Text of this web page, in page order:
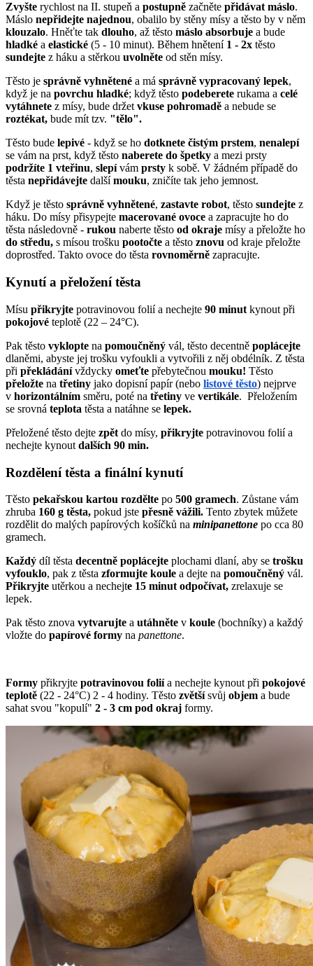
Zvyšte rychlost na II. stupeň a postupně začněte přidávat máslo.
Máslo nepřidejte najednou, obalilo by stěny mísy a těsto by v něm
klouzalo. Hněťte tak dlouho, až těsto máslo absorbuje a bude
hladké a elastické (5 - 10 minut). Během hnětení 1 - 2x těsto
sundejte z háku a stěrkou uvolněte od stěn mísy.
Těsto je správně vyhnětené a má správně vypracovaný lepek,
když je na povrchu hladké; když těsto podeberete rukama a celé
vytáhnete z mísy, bude držet vkuse pohromadě a nebude se
roztékat, bude mít tzv. "tělo".
Těsto bude lepivé - když se ho dotknete čistým prstem, nenalepí
se vám na prst, když těsto naberete do špetky a mezi prsty
podržíte 1 vteřinu, slepívám prsty k sobě. V žádném případě do
těsta nepřidávejte dalšímouku, zničíte tak jeho jemnost.
Když je těsto správně vyhnětené, zastavte robot, těsto sundejte z
háku. Do mísy přisypejte macerované ovoce a zapracujte ho do
těsta následovně - rukou naberte těsto od okraje mísy a přeložte ho
do středu, s mísou trošku pootočte a těsto znovu od kraje přeložte
doprostřed. Takto ovoce do těsta rovnoměrně zapracujte.
Kynutí a přeložení těsta
Mísu přikryjte potravinovou folií a nechejte 90 minut kynout při
pokojové teplotě (22 – 24°C).
Pak těsto vyklopte na pomoučněný vál, těsto decentně poplácejte
dlaněmi, abyste jej trošku vyfoukli a vytvořili z něj obdélník. Z těsta
při překládánívždycky omeťte přebytečnou mouku! Těsto
přeložte na třetiny jako dopisní papír (nebo listové těsto) nejprve
v horizontálním směru, poté na třetiny ve vertikále. Přeložením
se srovná teplota těsta a natáhne se lepek.
Přeložené těsto dejte zpět do mísy, přikryjte potravinovou folií a
nechejte kynout dalších 90 min.
Rozdělení těsta a finální kynutí
Těsto pekařskou kartou rozdělte po 500 gramech. Zůstane vám
zhruba 160 g těsta, pokud jste přesně vážili. Tento zbytek můžete
rozdělit do malých papírových košíčků na minipanettone po cca 80
gramech.
Každý díl těsta decentně poplácejte plochami dlaní, aby se trošku
vyfouklo, pak z těsta zformujte koule a dejte na pomoučněný vál.
Přikryjte utěrkou a nechejte 15 minut odpočívat, zrelaxuje se
lepek.
Pak těsto znova vytvarujte a utáhněte v koule (bochníky) a každý
vložte do papírové formy na panettone.
Formy přikryjte potravinovou foliía nechejte kynout při pokojové
teplotě (22 - 24°C) 2 - 4 hodiny. Těsto zvětšísvůj objem a bude
sahat svou "kopulí" 2 - 3 cm pod okraj formy.